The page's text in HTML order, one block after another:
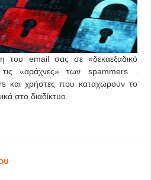
του email σας σε «δεκαεξαδικό
«αράχνες» των spammers .
και χρήστες που καταχωρούν το
στο διαδίκτυο.